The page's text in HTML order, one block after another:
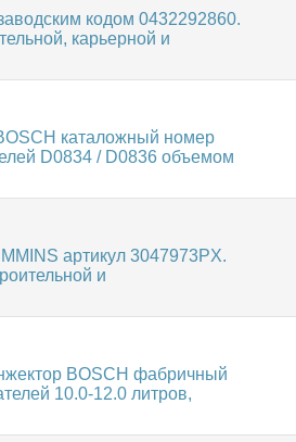
кодом 0432292860.
карьерной и
каталожный номер
D0834 / D0836 объемом
артикул 3047973PX.
и
BOSCH фабричный
10.0-12.0 литров,